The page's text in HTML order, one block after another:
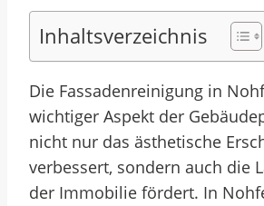
Inhaltsverzeichnis
Die Fassadenreinigung in
wichtiger Aspekt der
nicht nur das ästhetische
verbessert, sondern auch die
der Immobilie fördert. In